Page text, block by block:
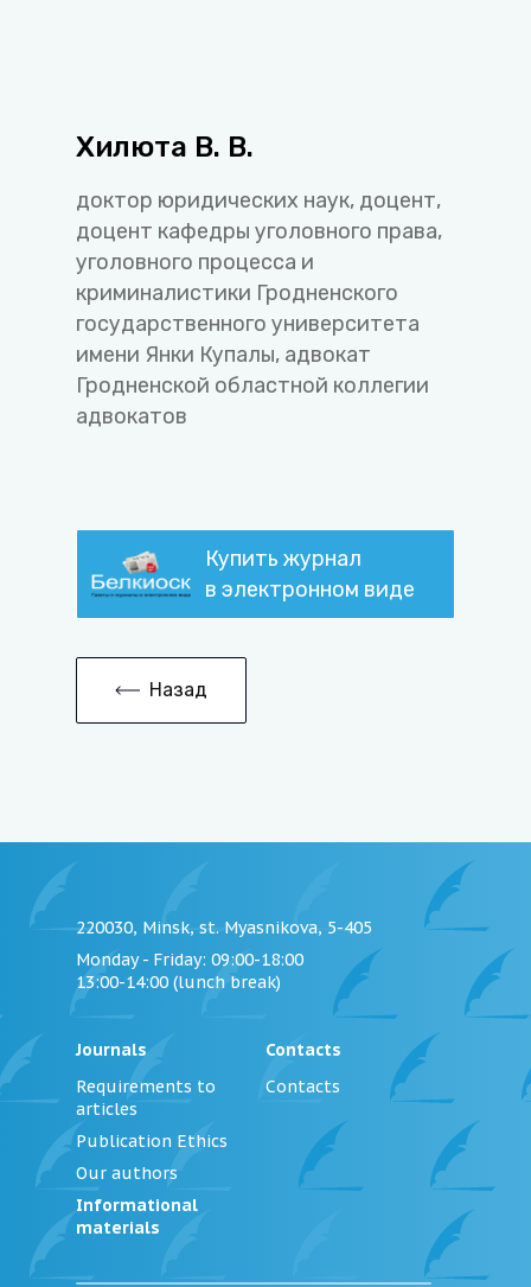
Хилюта В. В.
доктор юридических наук, доцент,
доцент кафедры уголовного права,
уголовного процесса и
криминалистики Гродненского
государственного университета
имени Янки Купалы, адвокат
Гродненской областной коллегии
адвокатов
Купить журнал
в электронном виде
Назад
220030, Minsk, st. Myasnikova, 5-405
Monday - Friday: 09:00-18:00
13:00-14:00 (lunch break)
Journals
Requirements to
articles
Publication Ethics
Our authors
Informational
materials
Contacts
Contacts